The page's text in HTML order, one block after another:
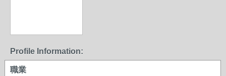
Profile Information:
職業